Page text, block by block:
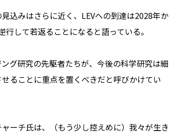
込みはさらに近く、LEVへの到達は2028年か
して若返ることになると語っている。
グ研究の先駆者たちが、今後の科学研究は細
ることに重点を置くべきだと呼びかけてい
ーチ氏は、（もう少し控えめに）我々が生き